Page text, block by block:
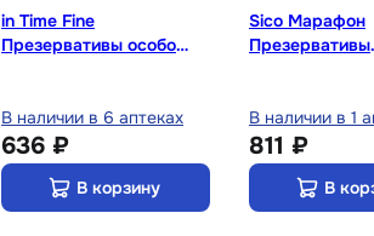
in Time Fine
Презервативы особо
В наличии в 6 аптеках
636 ₽
В корзину
Sico Марафон
Презервативы
В наличии в 1
811 ₽
В